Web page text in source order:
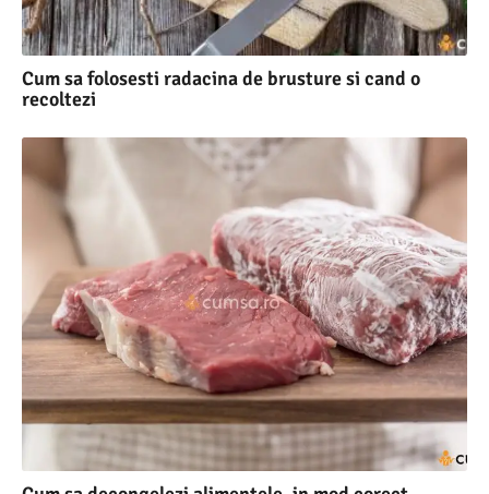
Cum sa folosesti radacina de brusture si cand o
recoltezi